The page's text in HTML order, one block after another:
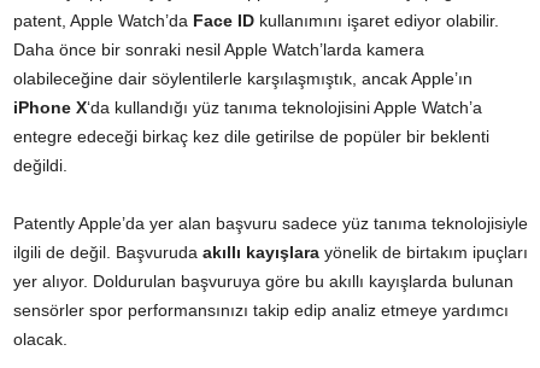
patent, Apple Watch’da Face ID kullanımını işaret ediyor olabilir.
Daha önce bir sonraki nesil Apple Watch’larda kamera
olabileceğine dair söylentilerle karşılaşmıştık, ancak Apple’ın
iPhone X‘da kullandığı yüz tanıma teknolojisini Apple Watch’a
entegre edeceği birkaç kez dile getirilse de popüler bir beklenti
değildi.
Patently Apple’da yer alan başvuru sadece yüz tanıma teknolojisiyle
ilgili de değil. Başvuruda akıllı kayışlara yönelik de birtakım ipuçları
yer alıyor. Doldurulan başvuruya göre bu akıllı kayışlarda bulunan
sensörler spor performansınızı takip edip analiz etmeye yardımcı
olacak.